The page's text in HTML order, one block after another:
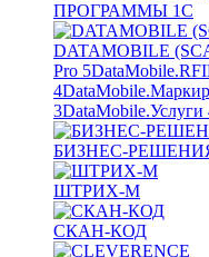
ПРОГРАММЫ 1С
DATAMOBILE
Pro 5
4
3DataMobile.Услуги
БИЗНЕС-
ШТРИХ-М
СКАН-КОД